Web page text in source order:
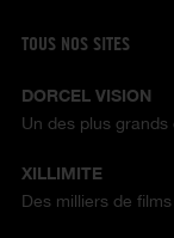
TOUS NOS SITES
DORCEL VISION
Un des plus
XILLIMITE
Des milliers de